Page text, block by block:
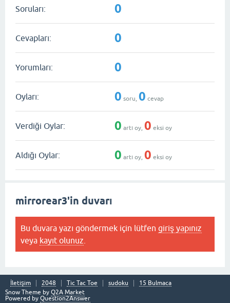
Soruları: 0
Cevapları: 0
Yorumları: 0
Oyları: 0 soru, 0 cevap
Verdiği Oylar: 0 artı oy, 0 eksi oy
Aldığı Oylar: 0 artı oy, 0 eksi oy
mirrorear3'in duvarı
Bu duvara yazı göndermek için lütfen giriş yapınız
veya kayıt olunuz
İletişim 2048 Tic Tac Toe sudoku
15 Bulmaca
Snow Theme by Q2A Market
Powered by Question2Answer